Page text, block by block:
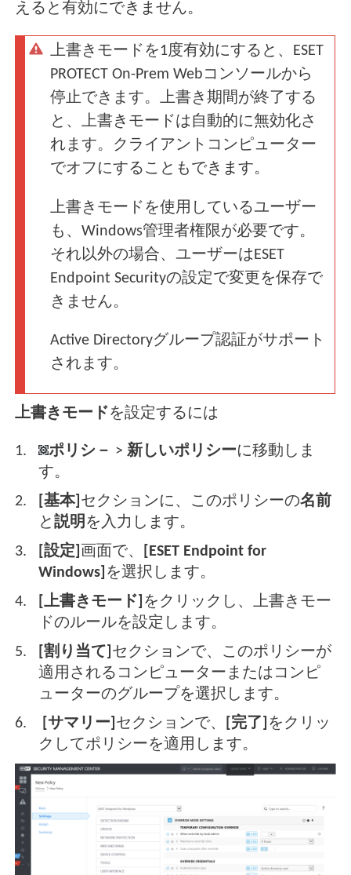
えると有効にできません。
上書きモードを1度有効にすると、ESET
PROTECT On-Prem Webコンソールから
停止できます。上書き期間が終了する
と、上書きモードは自動的に無効化さ
れます。クライアントコンピューター
でオフにすることもできます。
上書きモードを使用しているユーザー
も、Windows管理者権限が必要です。
それ以外の場合、ユーザーはESET
Endpoint Securityの設定で変更を保存で
きません。
Active Directoryグループ認証がサポート
されます。
上書きモード を設定するには
ポリシ－ >新しいポリシーに移動しま
す。
[基本] セクションに、このポリシーの名前
と説明 を入力します。
[設定] 画面で、
[ESET Endpoint for
Windows] を選択します。
[上書きモード] をクリックし、上書きモー
ドのルールを設定します。
[割り当て] セクションで、このポリシーが
適用されるコンピューターまたはコンピ
ューターのグループを選択します。
[サマリー] セクションで、 [完了] をクリッ
クしてポリシーを適用します。